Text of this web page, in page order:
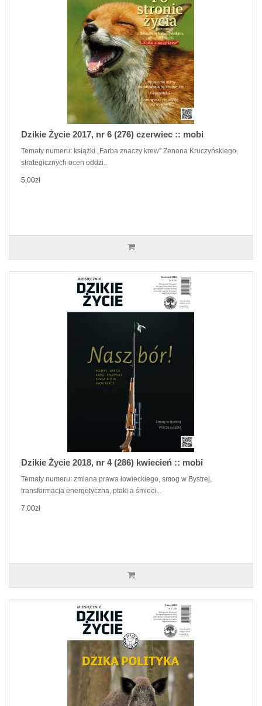
Dzikie Życie 2017, nr 6 (276) czerwiec :: mobi
Tematy numeru: książki „Farba znaczy krew” Zenona Kruczyńskiego,
strategicznych ocen oddzi..
5,00zł
Dzikie Życie 2018, nr 4 (286) kwiecień :: mobi
Tematy numeru: zmiana prawa łowieckiego, smog w Bystrej,
transformacja energetyczna, ptaki a śmieci,..
7,00zł